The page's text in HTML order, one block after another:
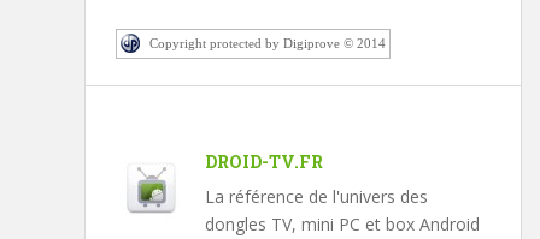
Copyright protected by Digiprove © 2014
DROID-TV.FR
La référence de l'univers des
dongles TV, mini PC et box Android